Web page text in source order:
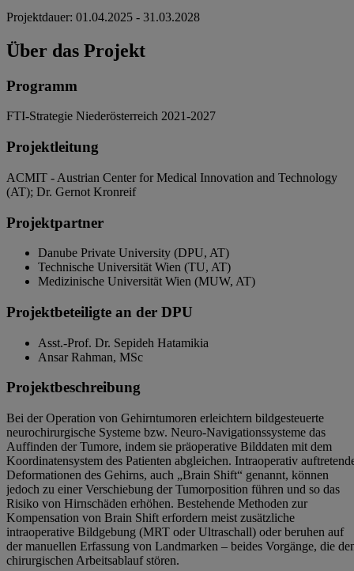
Projektdauer: 01.04.2025 - 31.03.2028
Über das Projekt
Programm
FTI-Strategie Niederösterreich 2021-2027
Projektleitung
ACMIT - Austrian Center for Medical Innovation and Technology
(AT); Dr. Gernot Kronreif
Projektpartner
Danube Private University (DPU, AT)
Technische Universität Wien (TU, AT)
Medizinische Universität Wien (MUW, AT)
Projektbeteiligte an der DPU
Asst.-Prof. Dr. Sepideh Hatamikia
Ansar Rahman, MSc
Projektbeschreibung
Bei der Operation von Gehirntumoren erleichtern bildgesteuerte
neurochirurgische Systeme bzw. Neuro-Navigationssysteme das
Auffinden der Tumore, indem sie präoperative Bilddaten mit dem
Koordinatensystem des Patienten abgleichen. Intraoperativ
Deformationen des Gehirns, auch „Brain Shift“ genannt, können
jedoch zu einer Verschiebung der Tumorposition führen und so das
Risiko von Hirnschäden erhöhen. Bestehende Methoden zur
Kompensation von Brain Shift erfordern meist zusätzliche
intraoperative Bildgebung (MRT oder Ultraschall) oder beruhen auf
der manuellen Erfassung von Landmarken – beides Vorgänge, die
chirurgischen Arbeitsablauf stören.